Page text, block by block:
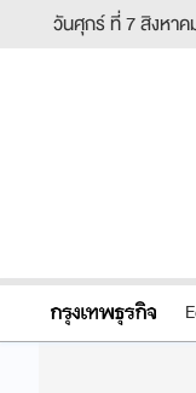
วันศุกร์ ที่ 7 สิงหา